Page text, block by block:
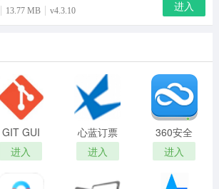
13.77 MB v4.3.10 进入
GIT GUI
客户端
进入
心蓝订票
助手
进入
360安全
云盘
进入